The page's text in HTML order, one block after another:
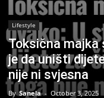
Lifestyle
Toksična majka
je da uništi
nije ni svjesna
By Sanela - October 3, 2025